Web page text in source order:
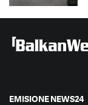
EMISIONE NEWS24